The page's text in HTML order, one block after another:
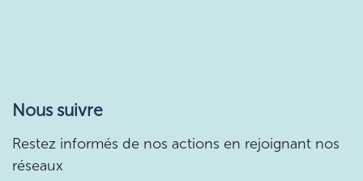
Nous suivre
Restez informés de nos actions en rejoignant nos
réseaux